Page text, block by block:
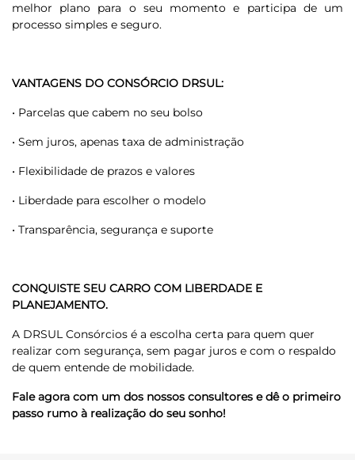
melhor plano para o seu momento e participa de um
processo simples e seguro.
VANTAGENS DO CONSÓRCIO DRSUL:
• Parcelas que cabem no seu bolso
• Sem juros, apenas taxa de administração
• Flexibilidade de prazos e valores
• Liberdade para escolher o modelo
• Transparência, segurança e suporte
CONQUISTE SEU CARRO COM LIBERDADE E
PLANEJAMENTO.
A DRSUL Consórcios é a escolha certa para quem quer
realizar com segurança, sem pagar juros e com o respaldo
de quem entende de mobilidade.
Fale agora com um dos nossos consultores e dê o primeiro
passo rumo à realização do seu sonho!